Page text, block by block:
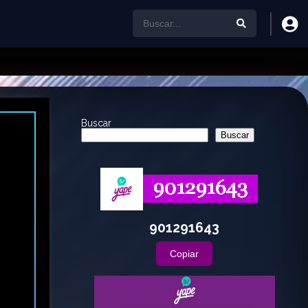
Buscar
Buscar
901291643
Copiar